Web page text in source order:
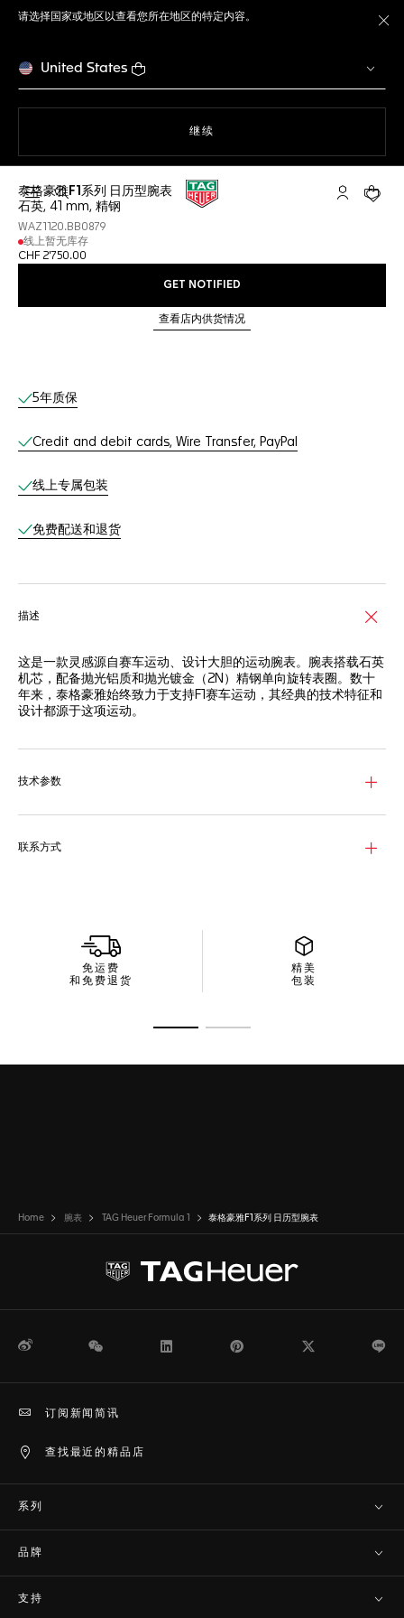
请选择国家或地区以查看您所在地区的特定内容。
United States
继续
打开搜索 My TAG您的
泰格豪雅F1系列 日历型腕表
石英, 41 mm, 精钢
WAZ1120.BB0879
线上暂无库存
CHF 2'750.00
GET NOTIFIED
查看店内供货情况
线上服务
5年质保
Credit and debit cards, Wire Transfer, PayPal
线上专属包装
免费配送和退货
描述
这是一款灵感源自赛车运动、设计大胆的运动腕表。腕表搭载石英
机芯，配备抛光铝质和抛光镀金（2N）精钢单向旋转表圈。数十
年来，泰格豪雅始终致力于支持F1赛车运动，其经典的技术特征和
设计都源于这项运动。
技术参数
联系方式
免运费
和免费退货
精美
包装
Home 腕表 TAG Heuer Formula 1 泰格豪雅F1系列 日历型腕表
微博 WeChat Pinterest
查找最近的精品店
订阅新闻简讯
系列
品牌
支持